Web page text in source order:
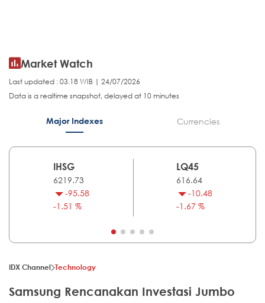
Market Watch
Last updated : 03.18 WIB | 24/07/2026
Data is a realtime snapshot, delayed at 10 minutes
Major Indexes Currencies
IHSG
6219.73
-95.58
-1.51 %
LQ45
616.64
-10.48
-1.67 %
IDX Channel Technology
Samsung Rencanakan Investasi Jumbo